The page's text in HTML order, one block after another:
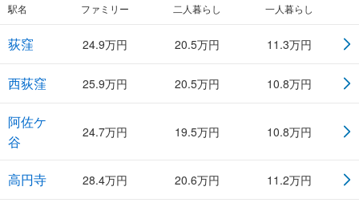
駅名 ファミリー 二人暮らし 一人暮らし
荻窪 24.9万円 20.5万円 11.3万円
西荻窪 25.9万円 20.5万円 10.8万円
阿佐ケ
谷
24.7万円 19.5万円 10.8万円
高円寺 28.4万円 20.6万円 11.2万円